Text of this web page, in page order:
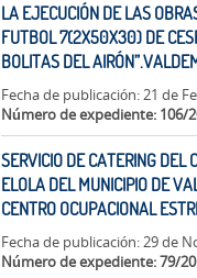
LA EJECUCIÓN DE LAS
FUTBOL 7(2X50X30) DE
BOLITAS DEL
Fecha de publicación: 21 de
Número de expediente: 106/
SERVICIO DE CATERING DEL
ELOLA DEL MUNICIPIO DE
CENTRO OCUPACIONAL
Fecha de publicación: 29 de
Número de expediente: 79/